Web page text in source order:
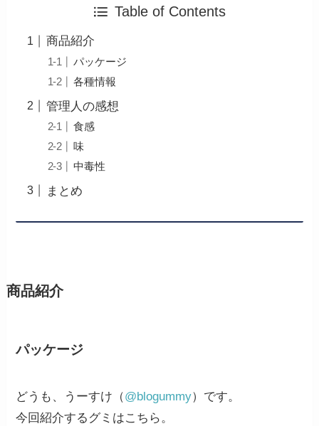
Table of Contents
商品紹介
パッケージ
各種情報
管理人の感想
食感
味
中毒性
まとめ
商品紹介
パッケージ
どうも、うーすけ（@blogummy）です。
今回紹介するグミはこちら。